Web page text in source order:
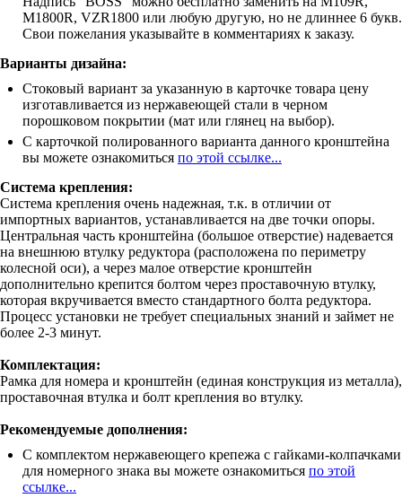
M1800R, VZR1800 или любую другую, но не длиннее 6 букв.
Свои пожелания указывайте в комментариях к заказу.
Варианты дизайна:
Стоковый вариант за указанную в карточке товара цену
изготавливается из нержавеющей стали в черном
порошковом покрытии (мат или глянец на выбор).
С карточкой полированного варианта данного кронштейна
вы можете ознакомиться по этой ссылке...
Система крепления:
Система крепления очень надежная, т.к. в отличии от
импортных вариантов, устанавливается на две точки опоры.
Центральная часть кронштейна (большое отверстие) надевается
на внешнюю втулку редуктора (расположена по периметру
колесной оси), а через малое отверстие кронштейн
дополнительно крепится болтом через проставочную втулку,
которая вкручивается вместо стандартного болта редуктора.
Процесс установки не требует специальных знаний и займет не
более 2-3 минут.
Комплектация:
Рамка для номера и кронштейн (единая конструкция из металла),
проставочная втулка и болт крепления во втулку.
Рекомендуемые дополнения:
С комплектом нержавеющего крепежа с гайками-колпачками
для номерного знака вы можете ознакомиться по этой
ссылке...